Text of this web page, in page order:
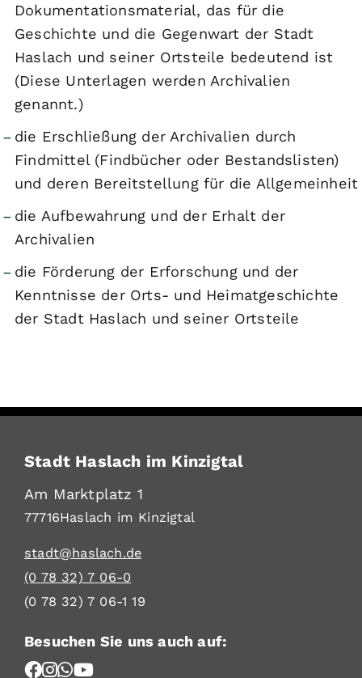
Dokumentationsmaterial, das für die
Geschichte und die Gegenwart der Stadt
Haslach und seiner Ortsteile bedeutend ist
(Diese Unterlagen werden Archivalien
genannt.)
die Erschließung der Archivalien durch
Findmittel (Findbücher oder Bestandslisten)
und deren Bereitstellung für die Allgemeinheit
die Aufbewahrung und der Erhalt der
Archivalien
die Förderung der Erforschung und der
Kenntnisse der Orts- und Heimatgeschichte
der Stadt Haslach und seiner Ortsteile
Stadt Haslach im Kinzigtal
Am Marktplatz 1
77716Haslach im Kinzigtal
stadt@haslach.de
(0 78 32) 7 06-0
(0 78 32) 7 06-1 19
Besuchen Sie uns auch auf: